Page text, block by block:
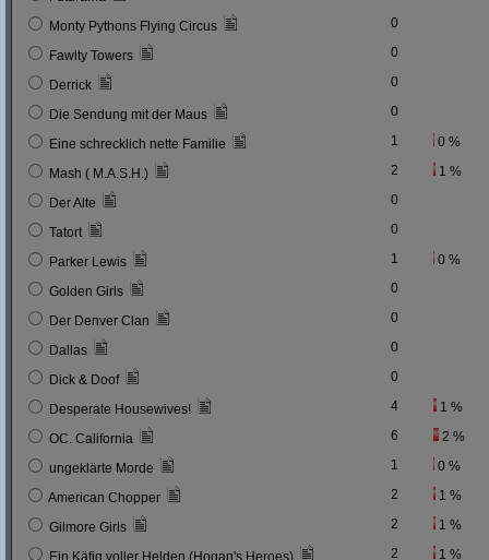
Monty Pythons Flying Circus 0
Fawlty Towers 0
Derrick 0
Die Sendung mit der Maus 0
Eine schrecklich nette Familie 1 0 %
Mash ( M.A.S.H.) 2 1 %
Der Alte 0
Tatort 0
Parker Lewis 1 0 %
Golden Girls 0
Der Denver Clan 0
Dallas 0
Dick & Doof 0
Desperate Housewives! 4 1 %
OC. California 6 2 %
ungeklärte Morde 1 0 %
American Chopper 2 1 %
Gilmore Girls 2 1 %
Ein Käfig voller Helden (Hogan's Heroes) 2 1 %